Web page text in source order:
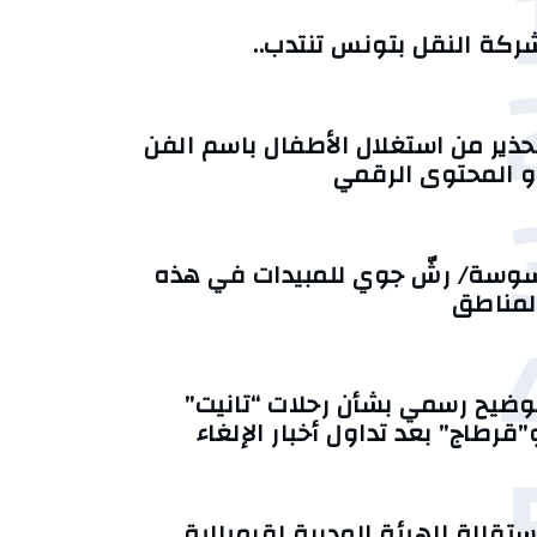
النقل بتونس تنتدب..
من استغلال الأطفال باسم الفن
المحتوى الرقمي
رشّ جوي للمبيدات في هذه
رسمي بشأن رحلات “تانيت”
بعد تداول أخبار الإلغاء